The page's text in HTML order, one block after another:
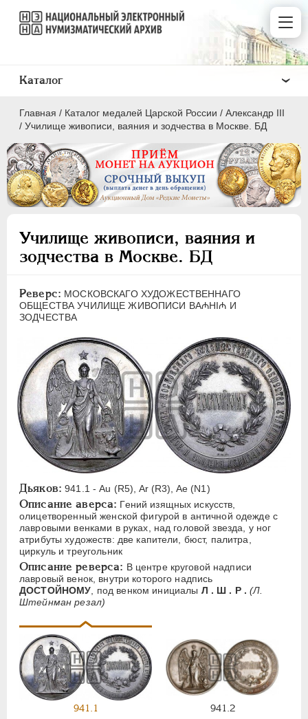
Главная / Каталог медалей Царской России / Александр III
/ Училище живописи, ваяния и зодчества в Москве. БД
Училище живописи, ваяния и
зодчества в Москве. БД
Реверс: МОСКОВСКАГО ХУДОЖЕСТВЕННАГО
ОБЩЕСТВА УЧИЛИЩЕ ЖИВОПИСИ ВА₼НI₼ И
ЗОДЧЕСТВА
Дьяков: 941.1 - Au (R5), Ar (R3), Ae (N1)
Описание аверса: Гений изящных искусств,
олицетворенный женской фигурой в античной одежде с
лавровыми венками в руках, над головой звезда, у ног
атрибуты художеств: две капители, бюст, палитра,
циркуль и треугольник
Описание реверса: В центре круговой надписи
лавровый венок, внутри которого надпись
ДОСТОЙНОМУ , под венком инициалы Л . Ш . P . (Л.
Штейнман резал)
941.1 941.2
Каталог
ВСЕ
ЕКАТЕРИНА I 1725-1727
ПЕТР II 1727-1729
ИОАНН АНТОНОВИЧ 1740-1741
ЕЛИЗАВЕТА
1741-1762
1762-1762
ЕКАТЕРИНА II 1762-1796
ПАВЕЛ I 1796-1801
АЛЕКСАНДР I 1801-1825
НИКОЛАЙ I 1826-1855
АЛЕКСАНДР II 1855-1881
АЛЕКСАНДР III 1881-1894
Латинская надпись
A C E F H I J K
R S T V W X Z
Русская надпись
А Б В Г Д Е З И
К
Л
М Н О
Ф
Х Э
Цифры
2 7